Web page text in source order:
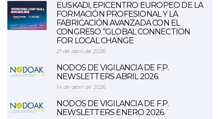
EUSKADI, EPICENTRO EUROPEO DE LA
FORMACIÓN PROFESIONAL Y LA
FABRICACIÓN AVANZADA CON EL
CONGRESO “GLOBAL CONNECTION
FOR LOCAL CHANGE
21 de abril de 2026
NODOS DE VIGILANCIA DE F.P.
NEWSLETTERS ABRIL 2026.
14 de abril de 2026
NODOS DE VIGILANCIA DE F.P.
NEWSLETTERS ENERO 2026.